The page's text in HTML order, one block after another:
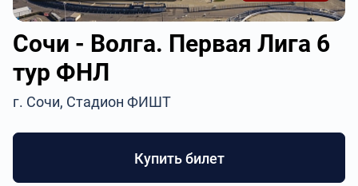
Сочи - Волга. Первая Лига 6
тур ФНЛ
г. Сочи, Стадион ФИШТ
Купить билет